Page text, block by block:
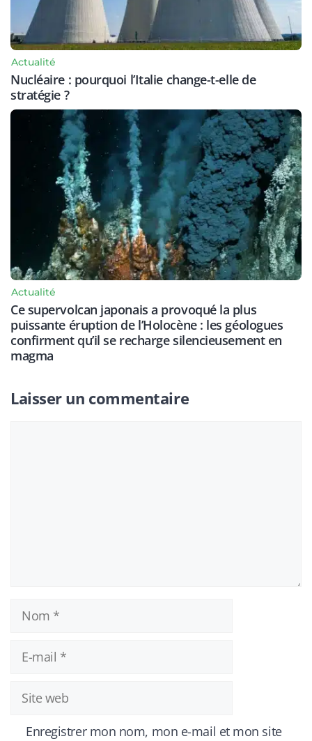
Actualité
Nucléaire : pourquoi l’Italie change-t-elle de
stratégie ?
Actualité
Ce supervolcan japonais a provoqué la plus
puissante éruption de l’Holocène : les géologues
confirment qu’il se recharge silencieusement en
magma
Laisser un commentaire
Nom
mail
Site
web
Enregistrer mon nom, mon e-mail et mon site